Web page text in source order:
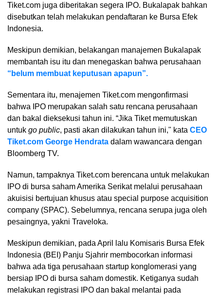
Tiket.com juga diberitakan segera IPO. Bukalapak bahkan
disebutkan telah melakukan pendaftaran ke Bursa Efek
Indonesia.
Meskipun demikian, belakangan manajemen Bukalapak
membantah isu itu dan menegaskan bahwa perusahaan
“belum membuat keputusan apapun”.
Sementara itu, menajemen Tiket.com mengonfirmasi
bahwa IPO merupakan salah satu rencana perusahaan
dan bakal dieksekusi tahun ini. “Jika Tiket memutuskan
untuk go public, pasti akan dilakukan tahun ini," kata CEO
Tiket.com George Hendrata dalam wawancara dengan
Bloomberg TV.
Namun, tampaknya Tiket.com berencana untuk melakukan
IPO di bursa saham Amerika Serikat melalui perusahaan
akuisisi bertujuan khusus atau special purpose acquisition
company (SPAC). Sebelumnya, rencana serupa juga oleh
pesaingnya, yakni Traveloka.
Meskipun demikian, pada April lalu Komisaris Bursa Efek
Indonesia (BEI) Panju Sjahrir membocorkan informasi
bahwa ada tiga perusahaan startup konglomerasi yang
bersiap IPO di bursa saham domestik. Ketiganya sudah
melakukan registrasi IPO dan bakal melantai pada